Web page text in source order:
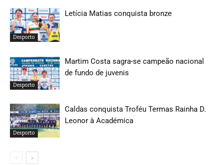
Desporto
Letícia Matias conquista bronze
Desporto
Martim Costa sagra-se campeão nacional
de fundo de juvenis
Desporto
Caldas conquista Troféu Termas Rainha D.
Leonor à Académica